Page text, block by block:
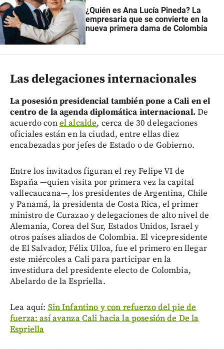
¿Quién es Ana Lucía Pineda? La
empresaria que se convierte en la
nueva primera dama de Colombia
Las delegaciones internacionales
La posesión presidencial también pone a Cali en el
centro de la agenda diplomática internacional. De
acuerdo conel alcalde, cerca de 30 delegaciones
oficiales están en la ciudad, entre ellas diez
encabezadas por jefes de Estado o de Gobierno.
Entre los invitados figuran el rey Felipe VI de
España —quien visita por primera vez la capital
vallecaucana—, los presidentes de Argentina, Chile
y Panamá, la presidenta de Costa Rica, el primer
ministro de Curazao y delegaciones de alto nivel de
Alemania, Corea del Sur, Estados Unidos, Israel y
otros países aliados de Colombia. El vicepresidente
de El Salvador, Félix Ulloa, fue el primero en llegar
este miércoles a Cali para participar en la
investidura del presidente electo de Colombia,
Abelardo de la Espriella.
Lea aquí: Sin Infantino y con refuerzo del pie de
fuerza: así avanza Cali hacia la posesión de De la
Espriella